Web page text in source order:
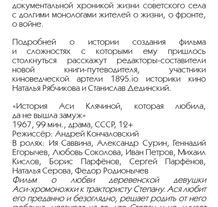
документальной хроникой жизни советского села
с долгими монологами жителей о жизни, о фронте,
о войне.
Подробней о истории создания фильма
и сложностях с которыми ему пришлось
столкнуться расскажут редакторы-составители
новой книги-путеводителя, участники
киноведческой артели 1895.io историки кино
Наталья Рябчикова и Станислав Дединский.
«История Аси Клячиной, которая любила,
да не вышла замуж»
1967, 99 мин., драма, СССР, 12+
Режиссёр: Андрей Кончаловский
В ролях: Ия Саввина, Александр Сурин, Геннадий
Егорычев, Любовь Соколова, Иван Петров, Михаил
Кислов, Борис Парфёнов, Сергей Парфёнов,
Наталья Серова, Федор Родионычев
Фильм о любви деревенской девушки
Аси-хромоножкик трактористу Степану. Ася любит
его преданно и безоглядно, решает родить от него